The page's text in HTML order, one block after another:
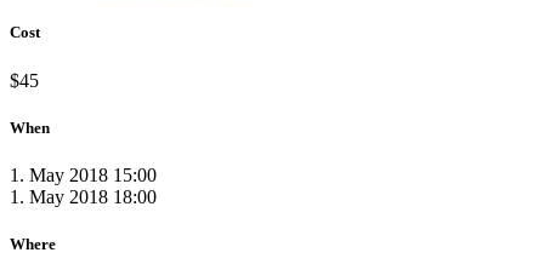
Cost
$45
When
1. May 2018 15:00
1. May 2018 18:00
Where